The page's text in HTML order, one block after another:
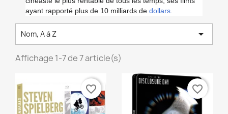
ayant rapporté plus de 10 milliards de dollars
Nom, A à Z 
Affichage 1-7 de 7 article(s)
favorite_border favorite_border
Créer une liste d'envies ×
Nom de la liste d'envies